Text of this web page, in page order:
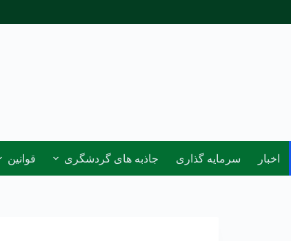
اخبار سرمایه گذاری جاذبه های گردشگری قوانین